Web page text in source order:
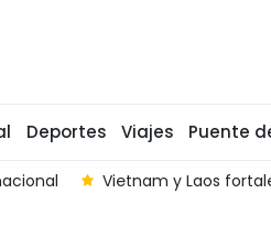
Deportes Viajes Puente
Vietnam y Laos